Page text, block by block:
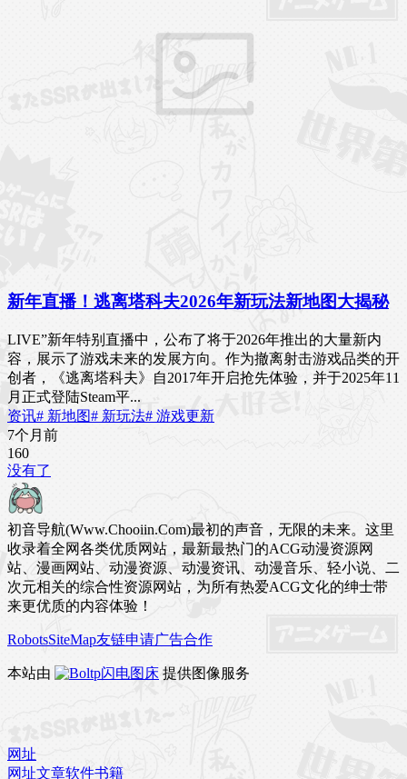
新年直播！逃离塔科夫2026年新玩法新地图大揭秘
LIVE”新年特别直播中，公布了将于2026年推出的大量新内
容，展示了游戏未来的发展方向。作为撤离射击游戏品类的开
创者，《逃离塔科夫》自2017年开启抢先体验，并于2025年11
月正式登陆Steam平...
资讯# 新地图# 新玩法# 游戏更新
7个月前
160
没有了
初音导航(Www.Chooiin.Com)最初的声音，无限的未来。这里
收录着全网各类优质网站，最新最热门的ACG动漫资源网
站、漫画网站、动漫资源、动漫资讯、动漫音乐、轻小说、二
次元相关的综合性资源网站，为所有热爱ACG文化的绅士带
来更优质的内容体验！
RobotsSiteMap友链申请广告合作
本站由 闪电图床 提供图像服务
网址
网址文章软件书籍